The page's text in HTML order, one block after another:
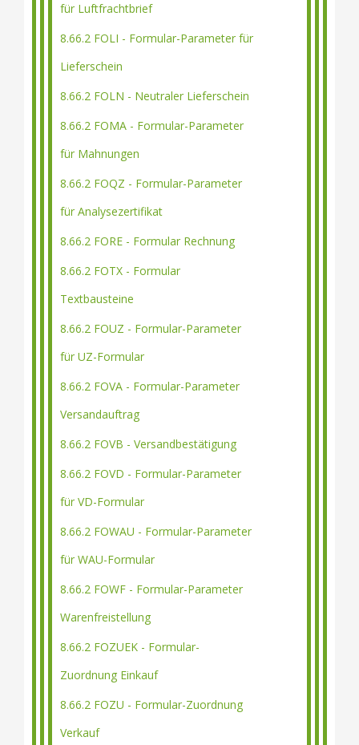
für Luftfrachtbrief
8.66.2 FOLI - Formular-Parameter für
Lieferschein
8.66.2 FOLN - Neutraler Lieferschein
8.66.2 FOMA - Formular-Parameter
für Mahnungen
8.66.2 FOQZ - Formular-Parameter
für Analysezertifikat
8.66.2 FORE - Formular Rechnung
8.66.2 FOTX - Formular
Textbausteine
8.66.2 FOUZ - Formular-Parameter
für UZ-Formular
8.66.2 FOVA - Formular-Parameter
Versandauftrag
8.66.2 FOVB - Versandbestätigung
8.66.2 FOVD - Formular-Parameter
für VD-Formular
8.66.2 FOWAU - Formular-Parameter
für WAU-Formular
8.66.2 FOWF - Formular-Parameter
Warenfreistellung
8.66.2 FOZUEK - Formular-
Zuordnung Einkauf
8.66.2 FOZU - Formular-Zuordnung
Verkauf